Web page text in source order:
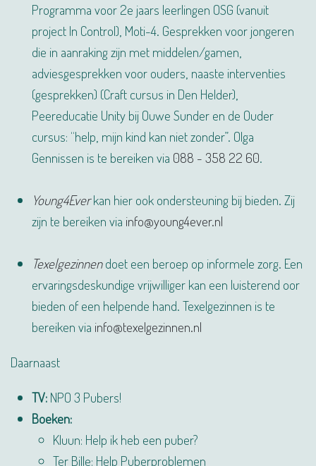
Programma voor 2e jaars leerlingen OSG (vanuit
project In Control), Moti-4. Gesprekken voor jongeren
die in aanraking zijn met middelen/gamen,
adviesgesprekken voor ouders, naaste interventies
(gesprekken) (Craft cursus in Den Helder),
Peereducatie Unity bij Ouwe Sunder en de Ouder
cursus: “help, mijn kind kan niet zonder”. Olga
Gennissen is te bereiken via 088 - 358 22 60.
Young4Everkan hier ook ondersteuning bij bieden. Zij
zijn te bereiken via info@young4ever.nl
Texelgezinnendoet een beroep op informele zorg. Een
ervaringsdeskundige vrijwilliger kan een luisterend oor
bieden of een helpende hand. Texelgezinnen is te
bereiken via info@texelgezinnen.nl
Daarnaast
TV: NPO 3 Pubers!
Boeken:
Kluun: Help ik heb een puber?
Ter Bille: Help Puberproblemen